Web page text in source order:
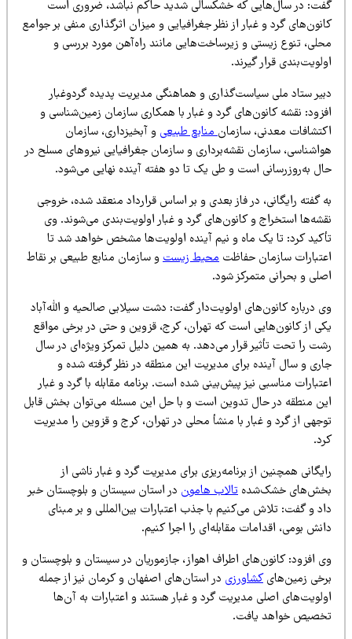
در سال‌هایی که خشکسالی شدید حاکم نباشد، ضروری است
گرد و غبار از نظر جغرافیایی و میزان اثرگذاری منفی بر جوامع
تنوع زیستی و زیرساخت‌هایی مانند راه‌آهن مورد بررسی و
قرار گیرند.
ستاد ملی سیاست‌گذاری و هماهنگی مدیریت پدیده گردوغبار
نقشه کانون‌های گرد و غبار با همکاری سازمان زمین‌شناسی و
معدنی، سازمانمنابع طبیعیو آبخیزداری، سازمان
سازمان نقشه‌برداری و سازمان جغرافیایی نیروهای مسلح در
به‌روزرسانی است و طی یک تا دو هفته آینده نهایی می‌شود.
گفته رایگانی، در فاز بعدی و بر اساس قرارداد منعقد شده، خروجی
استخراج و کانون‌های گرد و غبار اولویت‌بندی می‌شوند. وی
کرد: تا یک ماه و نیم آینده اولویت‌ها مشخص خواهد شد تا
سازمان حفاظتمحیط زیستو سازمان منابع طبیعی بر نقاط
و بحرانی متمرکز شود.
درباره کانون‌های اولویت‌دار گفت: دشت سیلابی صالحیه و الله‌آباد
از کانون‌هایی است که تهران، کرج، قزوین و حتی در برخی مواقع
را تحت تأثیر قرار می‌دهد. به همین دلیل تمرکز ویژه‌ای در سال
و سال آینده برای مدیریت این منطقه در نظر گرفته شده و
مناسبی نیز پیش‌بینی شده است. برنامه مقابله با گرد و غبار
منطقه در حال تدوین است و با حل این مسئله می‌توان بخش قابل
از گرد و غبار با منشأ محلی در تهران، کرج و قزوین را مدیریت
همچنین از برنامه‌ریزی برای مدیریت گرد و غبار ناشی از
خشک‌شدهتالاب هاموندر استان سیستان و بلوچستان خبر
و گفت: تلاش می‌کنیم با جذب اعتبارات بین‌المللی و بر مبنای
بومی، اقدامات مقابله‌ای را اجرا کنیم.
افزود: کانون‌های اطراف اهواز، جازموریان در سیستان و بلوچستان و
زمین‌هایکشاورزیدر استان‌های اصفهان و کرمان نیز از جمله
اصلی مدیریت گرد و غبار هستند و اعتبارات به آن‌ها
خواهد یافت.